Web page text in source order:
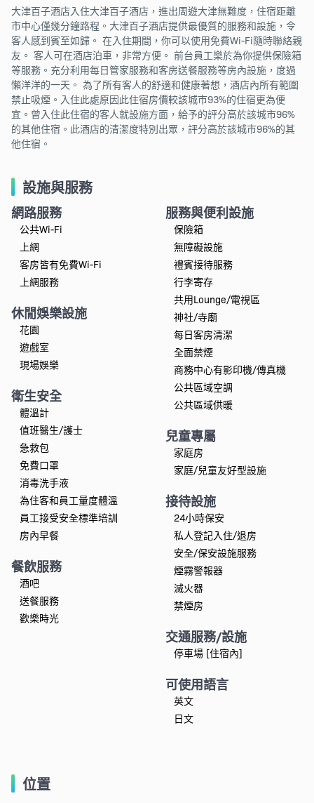
大津百子酒店入住大津百子酒店，進出周遊大津無難度，住宿距離
市中心僅幾分鐘路程。大津百子酒店提供最優質的服務和設施，令
客人感到賓至如歸。 在入住期間，你可以使用免費Wi-Fi隨時聯絡親
友。 客人可在酒店泊車，非常方便。 前台員工樂於為你提供保險箱
等服務。充分利用每日管家服務和客房送餐服務等房內設施，度過
懶洋洋的一天。 為了所有客人的舒適和健康著想，酒店內所有範圍
禁止吸煙。入住此處原因此住宿房價較該城市93%的住宿更為便
宜。曾入住此住宿的客人就設施方面，給予的評分高於該城市96%
的其他住宿。此酒店的清潔度特別出眾，評分高於該城市96%的其
他住宿。
設施與服務
網路服務
公共Wi-Fi
上網
客房皆有免費Wi-Fi
上網服務
休閒娛樂設施
花園
遊戲室
現場娛樂
衛生安全
體溫計
值班醫生/護士
急救包
免費口罩
消毒洗手液
為住客和員工量度體溫
員工接受安全標準培訓
房內早餐
餐飲服務
酒吧
送餐服務
歡樂時光
服務與便利設施
保險箱
無障礙設施
禮賓接待服務
行李寄存
共用Lounge/電視區
神社/寺廟
每日客房清潔
全面禁煙
商務中心有影印機/傳真機
公共區域空調
公共區域供暖
兒童專屬
家庭房
家庭/兒童友好型設施
接待設施
24小時保安
私人登記入住/退房
安全/保安設施服務
煙霧警報器
滅火器
禁煙房
交通服務/設施
停車場 [住宿內]
可使用語言
英文
日文
位置